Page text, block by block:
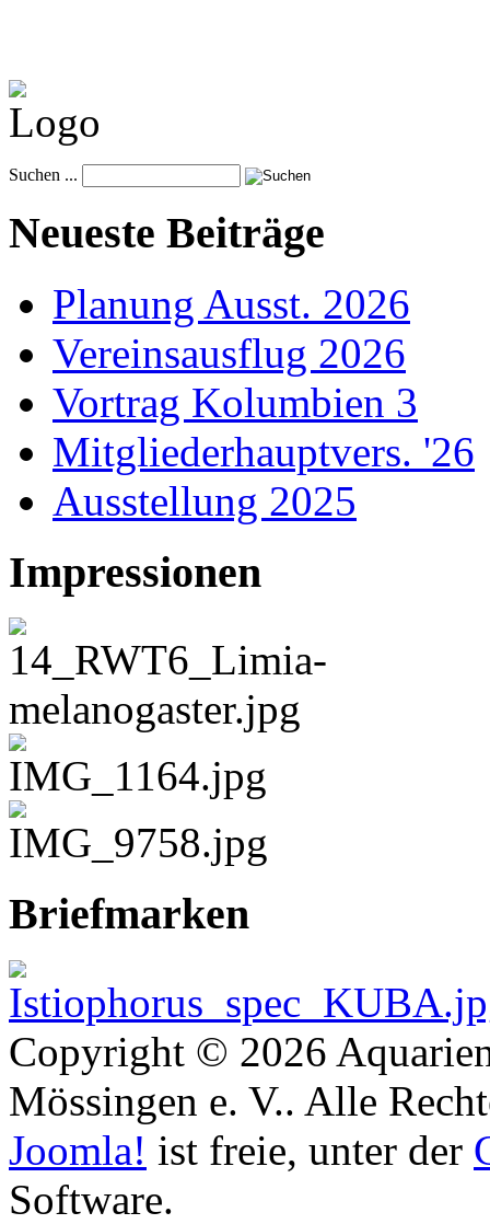
Suchen ...
Neueste Beiträge
Planung Ausst. 2026
Vereinsausflug 2026
Vortrag Kolumbien 3
Mitgliederhauptvers. '26
Ausstellung 2025
Impressionen
Briefmarken
Copyright © 2026
Mössingen e. V.. Alle
Joomla! ist freie, unter der
Software.